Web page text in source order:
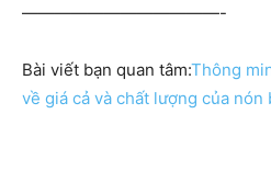
————————————-
Bài viết bạn quan tâm:Thông
về giá cả và chất lượng của nón